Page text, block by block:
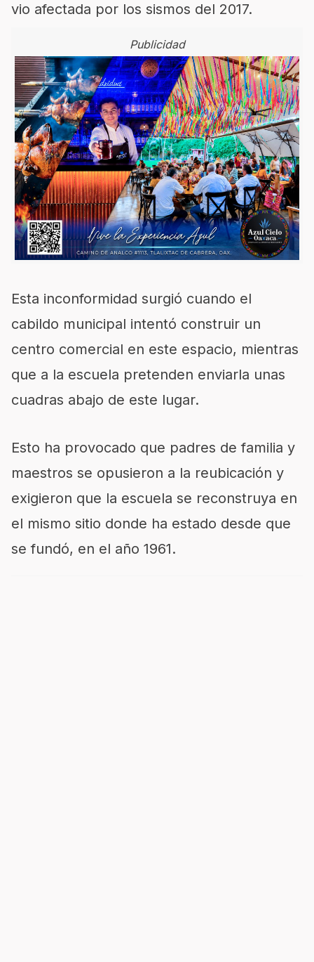
vio afectada por los sismos del 2017.
Publicidad
Esta inconformidad surgió cuando el
cabildo municipal intentó construir un
centro comercial en este espacio, mientras
que a la escuela pretenden enviarla unas
cuadras abajo de este lugar.
Esto ha provocado que padres de familia y
maestros se opusieron a la reubicación y
exigieron que la escuela se reconstruya en
el mismo sitio donde ha estado desde que
se fundó, en el año 1961.